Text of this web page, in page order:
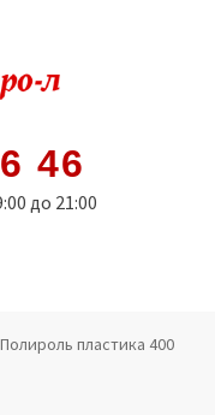
46
до 21:00
Полироль пластика 400